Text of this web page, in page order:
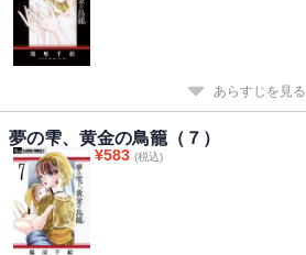
あらすじを見る
夢の雫、黄金の鳥籠（７）
¥583 (税込)